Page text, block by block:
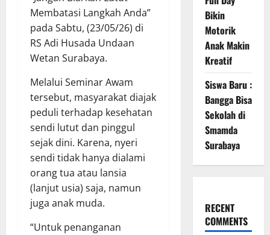
Membatasi Langkah Anda”
pada Sabtu, (23/05/26) di
RS Adi Husada Undaan
Wetan Surabaya.
Melalui Seminar Awam
tersebut, masyarakat diajak
peduli terhadap kesehatan
sendi lutut dan pinggul
sejak dini. Karena, nyeri
sendi tidak hanya dialami
orang tua atau lansia
(lanjut usia) saja, namun
juga anak muda.
“Untuk penanganan
Bikin
Motorik
Anak Makin
Kreatif
Siswa Baru :
Bangga Bisa
Sekolah di
Smamda
Surabaya
RECENT
COMMENTS